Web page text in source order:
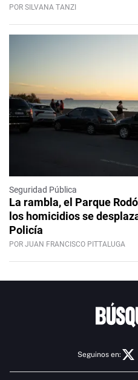
POR SILVANA TANZI
Seguridad Pública
La rambla, el Parque
los homicidios se
Policía
POR JUAN FRANCISCO PITTALUGA
Seguinos en: